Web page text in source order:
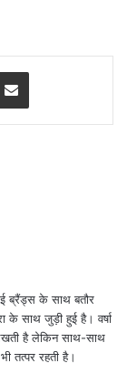
और खाद्द महंगाई
ब्रैंड्स के साथ बतौर
साथ जुड़ी हुई है। वर्षा
है लेकिन साथ-साथ
तत्पर रहती है।